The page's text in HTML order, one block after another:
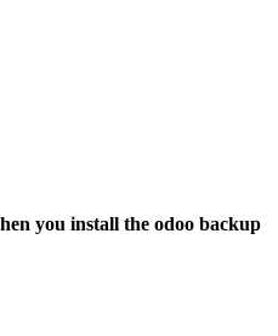
you install the odoo backup